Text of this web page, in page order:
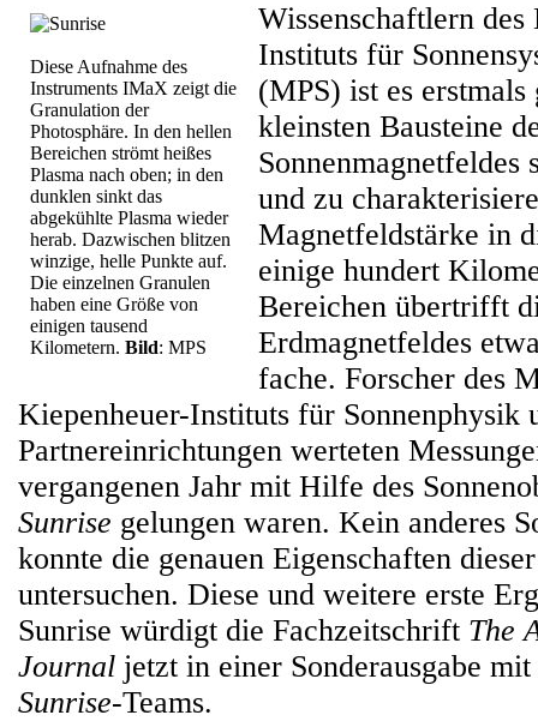
Diese Aufnahme des
Instruments IMaX zeigt die
Granulation der
Photosphäre. In den hellen
Bereichen strömt heißes
Plasma nach oben; in den
dunklen sinkt das
abgekühlte Plasma wieder
herab. Dazwischen blitzen
winzige, helle Punkte auf.
Die einzelnen Granulen
haben eine Größe von
einigen tausend
Kilometern. Bild: MPS
Wissenschaftlern
Instituts für
(MPS) ist es erstmals
kleinsten Bausteine
Sonnenmagnetfeldes
und zu
Magnetfeldstärke in
einige hundert
Bereichen übertrifft
Erdmagnetfeldes
fache. Forscher des
Kiepenheuer-Instituts für Sonnenphysik
Partnereinrichtungen werteten
vergangenen Jahr mit Hilfe des
Sunrise gelungen waren. Kein anderes
konnte die genauen Eigenschaften
untersuchen. Diese und weitere erste
Sunrise würdigt die Fachzeitschrift The
Journal jetzt in einer Sonderausgabe
Sunrise-Teams.